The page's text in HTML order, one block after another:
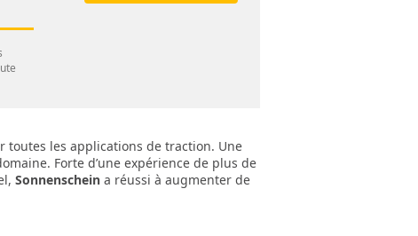
les applications de traction. Une
Forte d’une expérience de plus de
Sonnenschein a réussi à augmenter de